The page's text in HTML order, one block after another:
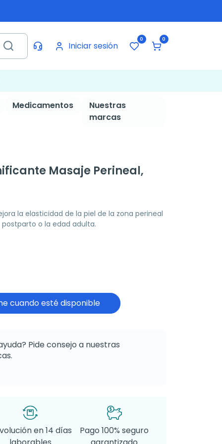
Iniciar sesión
0 0
Medicamentos
Nuestras
marcas
Masaje Perineal,
la elasticidad de la piel de la zona perineal
o la edad adulta.
cuando esté disponible
Pide consejo a nuestras
en 14 días
Pago 100% seguro